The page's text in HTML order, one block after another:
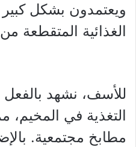
ويعتمدون بشكل
الغذائية المتقطعة
للأسف، نشهد
التغذية في المخيم،
مطابخ مجتمعية.